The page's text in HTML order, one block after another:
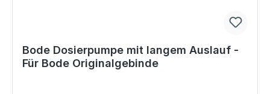
Bode Dosierpumpe mit langem Auslauf -
Für Bode Originalgebinde